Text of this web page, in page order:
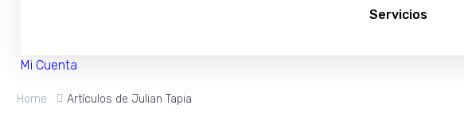
Servicios
Mi Cuenta
Home Artículos de Julian Tapia